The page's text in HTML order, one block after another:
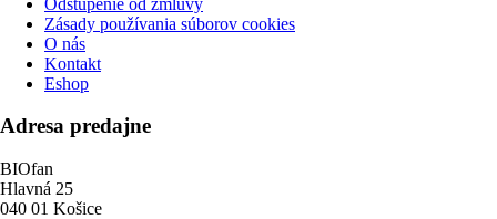
Zásady používania súborov cookies
O nás
Kontakt
Eshop
Adresa predajne
BIOfan
Hlavná 25
040 01 Košice